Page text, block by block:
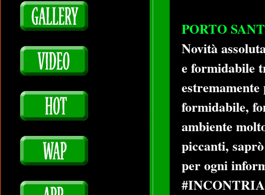
PORTO
Novità
e formidabile
estremamente
formidabile,
ambiente
piccanti,
per ogni